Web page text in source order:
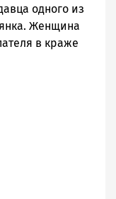
одного из
Женщина
в краже